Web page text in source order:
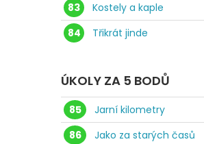
83
Kostely a kaple
84
Třikrát jinde
ÚKOLY ZA 5 BODŮ
85
Jarní kilometry
86
Jako za starých časů